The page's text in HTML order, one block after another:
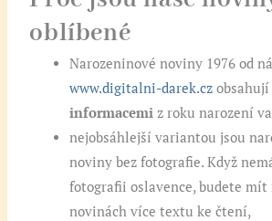
oblíbené
Narozeninové noviny 1976 od
www.digitalni-darek.cz obsahují
informacemi z roku narození
nejobsáhlejší variantou jsou
noviny bez fotografie. Když
fotografii oslavence, budete mít
novinách více textu ke čtení,